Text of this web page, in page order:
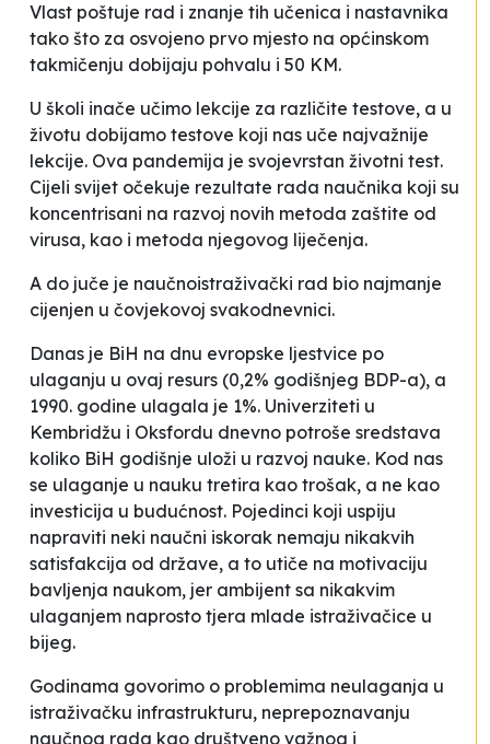
Vlast poštuje rad i znanje tih učenica i nastavnika
tako što za osvojeno prvo mjesto na općinskom
takmičenju dobijaju pohvalu i 50 KM.
U školi inače učimo lekcije za različite testove, a u
životu dobijamo testove koji nas uče najvažnije
lekcije. Ova pandemija je svojevrstan životni test.
Cijeli svijet očekuje rezultate rada naučnika koji su
koncentrisani na razvoj novih metoda zaštite od
virusa, kao i metoda njegovog liječenja.
A do juče je naučnoistraživački rad bio najmanje
cijenjen u čovjekovoj svakodnevnici.
Danas je BiH na dnu evropske ljestvice po
ulaganju u ovaj resurs (0,2% godišnjeg BDP-a), a
1990. godine ulagala je 1%. Univerziteti u
Kembridžu i Oksfordu dnevno potroše sredstava
koliko BiH godišnje uloži u razvoj nauke. Kod nas
se ulaganje u nauku tretira kao trošak, a ne kao
investicija u budućnost. Pojedinci koji uspiju
napraviti neki naučni iskorak nemaju nikakvih
satisfakcija od države, a to utiče na motivaciju
bavljenja naukom, jer ambijent sa nikakvim
ulaganjem naprosto tjera mlade istraživačice u
bijeg.
Godinama govorimo o problemima neulaganja u
istraživačku infrastrukturu, neprepoznavanju
naučnog rada kao društveno važnog i